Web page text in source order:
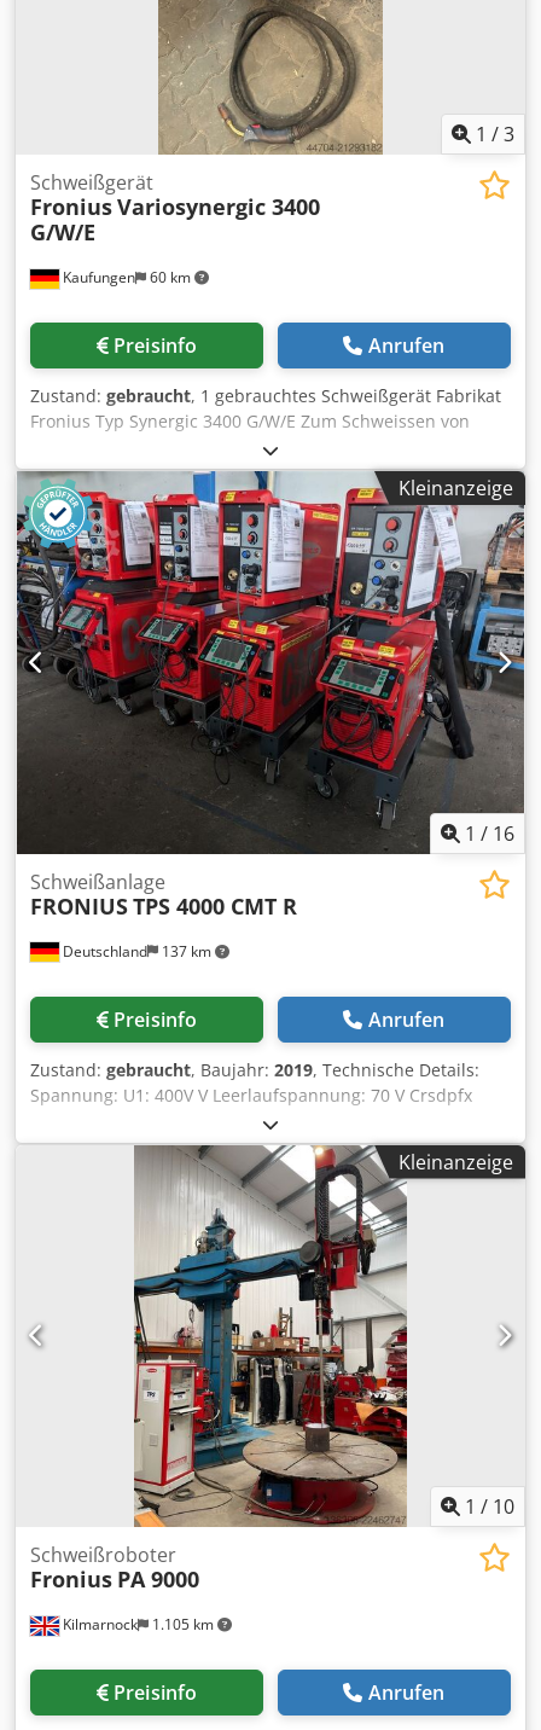
Multi Control) Welding Packaging - Standard Welding
Packaging - Puls
1 /3
Kaufungen 60 km
Schweißgerät
FroniusVariosynergic 3400
G/W/E
Preisinfo Anrufen
Zustand: gebraucht, 1 gebrauchtes Schweißgerät Fabrikat
Fronius Typ Synergic 3400 G/W/E Zum Schweissen von
Stahl, Rostfrei und Alu mit dem MIG/MAG Prozess.
Technische Daten : Max. Schweissstrom 340 A
Drahtdurchmesser 0,8/1,0/1,2 mm möglich
Anschlussspannung 380 Volt Einschaltdauer (ED) 35% 340
A Crsdpfx Agsyl Id Tsmef Anzeige Digital Dimensionen (L x
B x H) 890 x 460 x 945 mm Gewicht komplett 139 KG
Kleinanzeige
1 / 16
Deutschland 137 km
Schweißanlage
FRONIUSTPS 4000 CMT R
Preisinfo Anrufen
Zustand: gebraucht, Baujahr: 2019, Technische Details:
Spannung: U1: 400V V Leerlaufspannung: 70 V Crsdpfx
Ageu Nwhijmof Maschinengewicht ca.: 100 / Gerät kg
Abmessungen Maschine: ca. 0,85 x 0,37 x 1,25 pro Gerät m
4 Fronius TransPuls Schweißgeräte verfügbar Für den
industriellen Einsatz z.B. für Roboter einsetzbar.
Einsatzgebiete: Schweißprozeß "CMT", für sämtliche
MIG/MAG Schweißarbeiten mobil, 4 Räder / 2x davon
schwenkbar mit Drahtvorschub Typ: VR 7000-CMT:
Drahtvorschubgeschwindigkeit 0,5 - 22 m/min.; Einsatz
möglicher Draht Ø 0,8 - 1,2 mm Fernbedienung RCU5000i
univoSD 1 Meter Zwischenschlauchpaket Fahrwagen
Schutzart IP 23 Kühlart AF Bedienung über Display RCU
Kleinanzeige
1 / 10
Kilmarnock 1.105 km
Schweißroboter
Fronius PA 9000
Preisinfo Anrufen